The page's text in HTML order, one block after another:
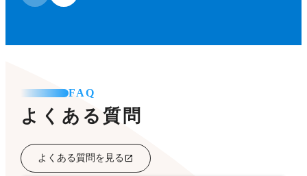
FAQ
よくある質問
よくある質問を見る